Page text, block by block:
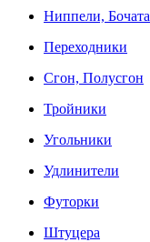
Ниппели, Бочата
Переходники
Сгон, Полусгон
Тройники
Угольники
Удлинители
Футорки
Штуцера